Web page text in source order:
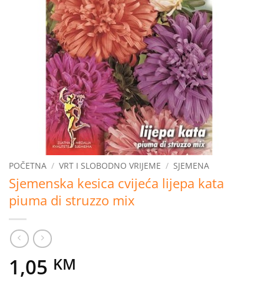
POČETNA / VRT I SLOBODNO VRIJEME / SJEMENA
Sjemenska kesica cvijeća lijepa kata
piuma di struzzo mix
1,05 KM